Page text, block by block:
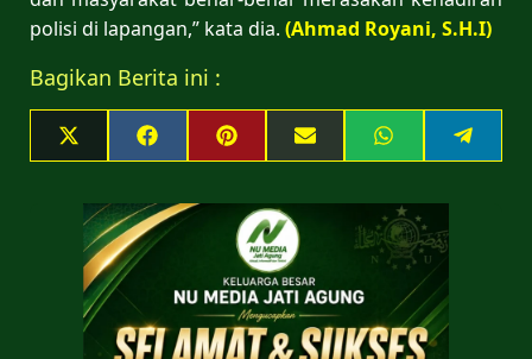
polisi di lapangan,” kata dia. (Ahmad Royani, S.H.I)
Bagikan Berita ini :